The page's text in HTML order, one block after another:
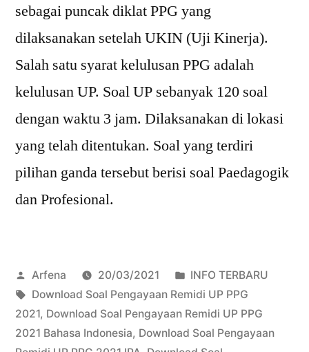
sebagai puncak diklat PPG yang
dilaksanakan setelah UKIN (Uji Kinerja).
Salah satu syarat kelulusan PPG adalah
kelulusan UP. Soal UP sebanyak 120 soal
dengan waktu 3 jam. Dilaksanakan di lokasi
yang telah ditentukan. Soal yang terdiri
pilihan ganda tersebut berisi soal Paedagogik
dan Profesional.
Posted
by
Arfena 20/03/2021
Posted
in
INFO TERBARU
Tags:
Download Soal Pengayaan Remidi UP PPG
2021, Download Soal Pengayaan Remidi UP PPG
2021 Bahasa Indonesia, Download Soal Pengayaan